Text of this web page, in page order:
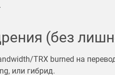
(без
TRX burned на
или гибрид.